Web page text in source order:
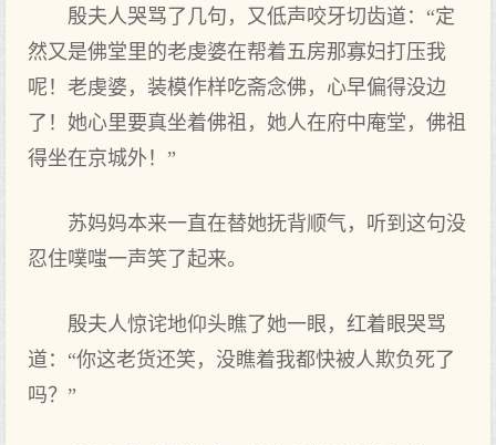
殷夫人哭骂了几句，又低声咬牙切齿道：“定
然又是佛堂里的老虔婆在帮着五房那寡妇打压我
呢！老虔婆，装模作样吃斋念佛，心早偏得没边
了！她心里要真坐着佛祖，她人在府中庵堂，佛祖
得坐在京城外！”
苏妈妈本来一直在替她抚背顺气，听到这句没
忍住噗嗤一声笑了起来。
殷夫人惊诧地仰头瞧了她一眼，红着眼哭骂
道：“你这老货还笑，没瞧着我都快被人欺负死了
吗？”